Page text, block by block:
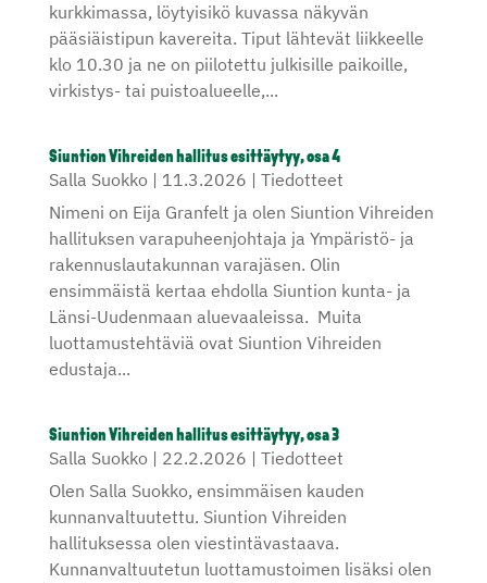
kurkkimassa, löytyisikö kuvassa näkyvän
pääsiäistipun kavereita. Tiput lähtevät liikkeelle
klo 10.30 ja ne on piilotettu julkisille paikoille,
virkistys- tai puistoalueelle,...
Siuntion Vihreiden hallitus esittäytyy, osa 4
Salla Suokko| 11.3.2026 | Tiedotteet
Nimeni on Eija Granfelt ja olen Siuntion Vihreiden
hallituksen varapuheenjohtaja ja Ympäristö- ja
rakennuslautakunnan varajäsen. Olin
ensimmäistä kertaa ehdolla Siuntion kunta- ja
Länsi-Uudenmaan aluevaaleissa. Muita
luottamustehtäviä ovat Siuntion Vihreiden
edustaja...
Siuntion Vihreiden hallitus esittäytyy, osa 3
Salla Suokko| 22.2.2026 | Tiedotteet
Olen Salla Suokko, ensimmäisen kauden
kunnanvaltuutettu. Siuntion Vihreiden
hallituksessa olen viestintävastaava.
Kunnanvaltuutetun luottamustoimen lisäksi olen